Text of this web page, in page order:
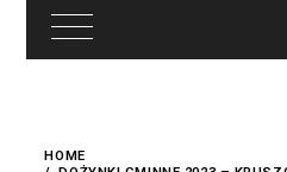
treści
HOME